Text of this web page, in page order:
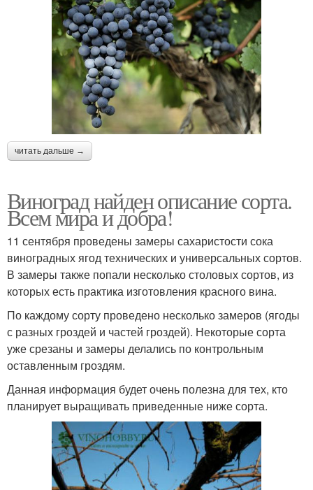
читать дальше →
Виноград найден описание сорта.
Всем мира и добра!
11 сентября проведены замеры сахаристости сока
виноградных ягод технических и универсальных сортов.
В замеры также попали несколько столовых сортов, из
которых есть практика изготовления красного вина.
По каждому сорту проведено несколько замеров (ягоды
с разных гроздей и частей гроздей). Некоторые сорта
уже срезаны и замеры делались по контрольным
оставленным гроздям.
Данная информация будет очень полезна для тех, кто
планирует выращивать приведенные ниже сорта.